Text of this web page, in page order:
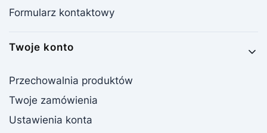
Formularz kontaktowy
Twoje konto
Przechowalnia produktów
Twoje zamówienia
Ustawienia konta